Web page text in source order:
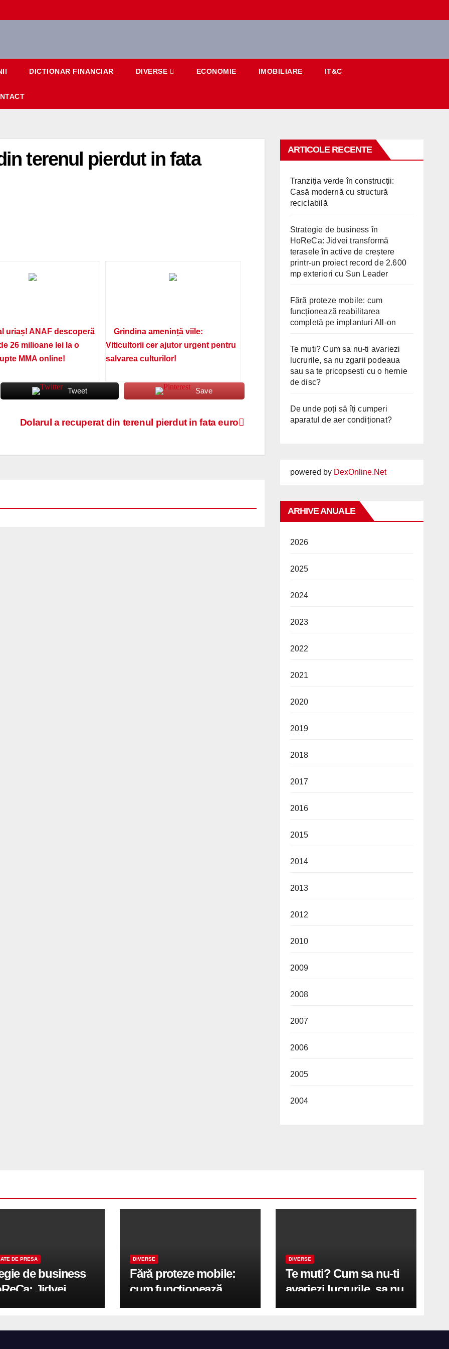
DICTIONAR FINANCIAR DIVERSE ECONOMIE IMOBILIARE IT&C
terenul pierdut in fata
uriaș! ANAF descoperă
26 milioane lei la o
MMA online!
Grindina amenință viile:
Viticultorii cer ajutor urgent pentru
salvarea culturilor!
Tweet Save
Dolarul a recuperat din terenul pierdut in fata euro
ARTICOLE RECENTE
Tranziția verde în construcții:
Casă modernă cu structură
reciclabilă
Strategie de business în
HoReCa: Jidvei transformă
terasele în active de creștere
printr-un proiect record de 2.600
mp exteriori cu Sun Leader
Fără proteze mobile: cum
funcționează reabilitarea
completă pe implanturi All-on
Te muti? Cum sa nu-ti avariezi
lucrurile, sa nu zgarii podeaua
sau sa te pricopsesti cu o hernie
de disc?
De unde poți să îți cumperi
aparatul de aer condiționat?
powered by DexOnline.Net
ARHIVE ANUALE
2026
2025
2024
2023
2022
2021
2020
2019
2018
2017
2016
2015
2014
2013
2012
2010
2009
2008
2007
2006
2005
2004
DE PRESA
de business
Jidvei
terasele în
DIVERSE
Fără proteze mobile:
cum funcționează
reabilitarea completă
DIVERSE
Te muti? Cum sa nu-ti
avariezi lucrurile, sa nu
zgarii podeaua sau sa